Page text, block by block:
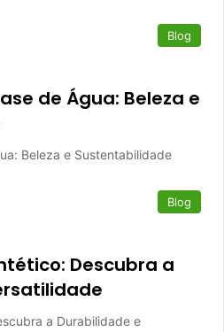
Blog
de Água: Beleza e
Beleza e Sustentabilidade
Blog
Descubra a
a Durabilidade e